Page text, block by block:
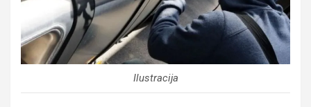
Ilustracija